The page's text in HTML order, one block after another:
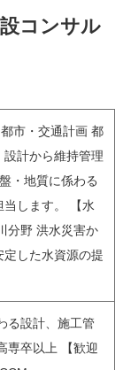
コンサル
市・交通計画 都
計から維持管理
・地質に係わる
します。 【水
分野 洪水災害か
定した水資源の提
る設計、施工管
専卒以上 【歓迎